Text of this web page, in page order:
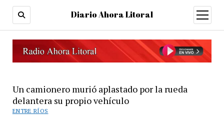
Diario Ahora Litoral
open
menu
Un camionero murió aplastado por la rueda
delantera su propio vehículo
ENTRE RÍOS